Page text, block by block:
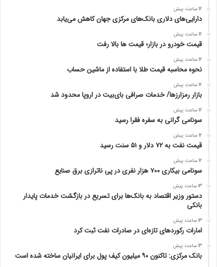
12 ساعت پیش
دارایی‌های دلاری بانک‌های مرکزی جهان کاهش می‌یابد
12 ساعت پیش
قیمت خودرو در بازار؛ قیمت ها بالا رفت
12 ساعت پیش
نحوه محاسبه قیمت طلا با استفاده از ماشین حساب
12 ساعت پیش
بازار رمزارزها/ خدمات صرافی بای‌بیت در اروپا محدود شد
12 ساعت پیش
سونامی گرانی به سفره فقرا رسید
12 ساعت پیش
قیمت نفت به ۷۲ دلار و ۵۱ سنت رسید
12 ساعت پیش
سونامی بیکاری ۷۰۰ هزار نفری در پی ناترازی برق صنایع
13 ساعت پیش
دستور وزیر اقتصاد به بانک‌ها برای تسریع در بازگشت خدمات پایدار
بانکی
13 ساعت پیش
امارات رکورد‌های تازه‌ای در صادرات نفت ثبت کرد
13 ساعت پیش
بانک مرکزی: تاکنون ۹۰ میلیون کیف پول برای ایرانیان ساخته شده است